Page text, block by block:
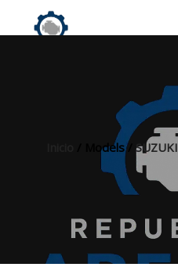
/ Models / SUZUKI